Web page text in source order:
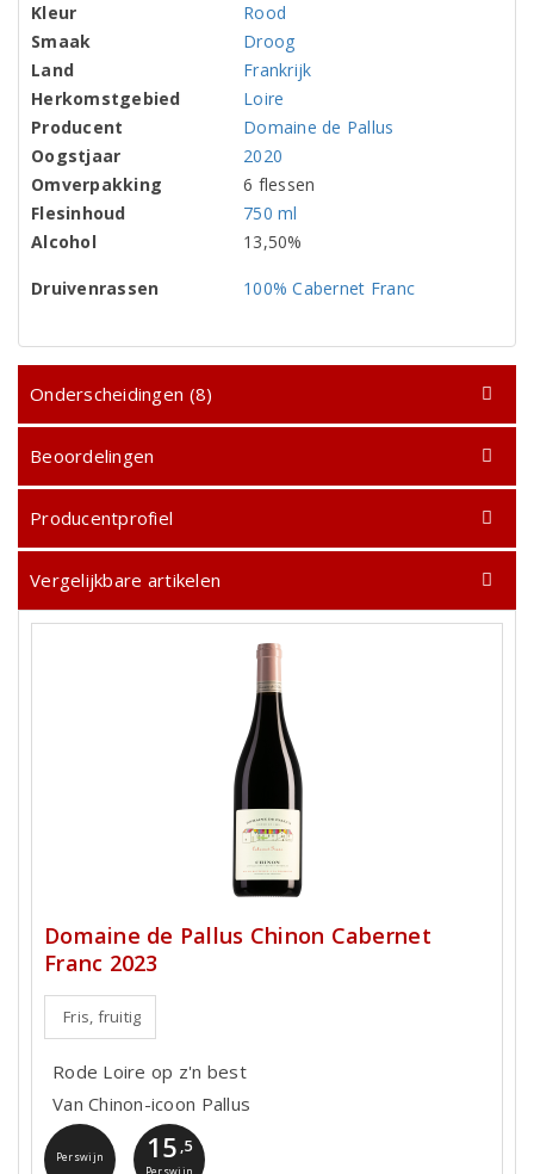
Kleur
Rood
Smaak
Droog
Land
Frankrijk
Herkomstgebied
Loire
Producent
Domaine de Pallus
Oogstjaar
2020
Omverpakking
6 flessen
Flesinhoud
750 ml
Alcohol
13,50%
Druivenrassen 100% Cabernet Franc
Onderscheidingen (8)
Beoordelingen
Producentprofiel
Vergelijkbare artikelen
Domaine de Pallus Chinon Cabernet
Franc 2023
Fris, fruitig
Rode Loire op z'n best
Van Chinon-icoon Pallus
Perswijn 15 ,5